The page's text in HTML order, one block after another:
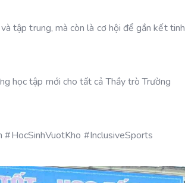
tập trung, mà còn là cơ hội để gắn kết tinh
học tập mới cho tất cả Thầy trò Trường
#HocSinhVuotKho #InclusiveSports